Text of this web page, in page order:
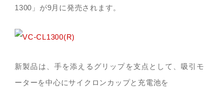
1300」が9月に発売されます。
新製品は、手を添えるグリップを支点として、吸引モ
ーターを中心にサイクロンカップと充電池を